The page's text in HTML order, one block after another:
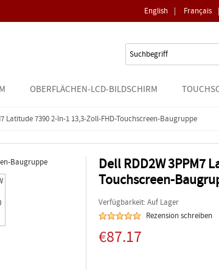
English | Français |
OBERFLÄCHEN-LCD-BILDSCHIRM
Latitude 7390 2-In-1 13,3-Zoll-FHD-Touchscreen-Baugruppe
Dell RDD2W 3PPM7
Touchscreen-
Verfügbarkeit: Auf Lager
Rezension schreiben
€87.17